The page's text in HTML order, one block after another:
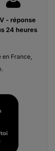
- réponse
24 heures
France,